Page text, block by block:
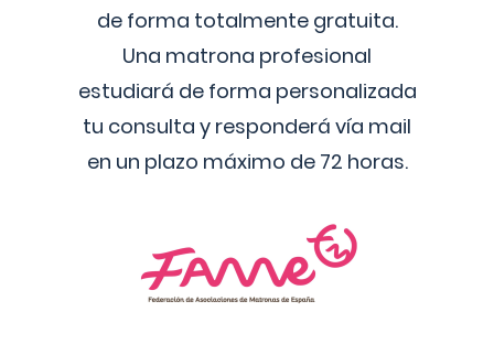
de forma totalmente gratuita.
Una matrona profesional
estudiará de forma personalizada
tu consulta y responderá vía mail
en un plazo máximo de 72 horas.